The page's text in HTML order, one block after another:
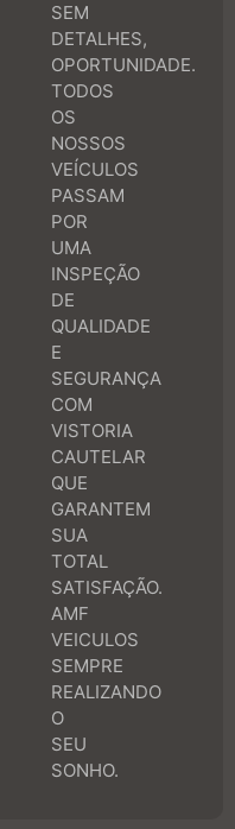
SEM
DETALHES,
OPORTUNIDADE.
TODOS
OS
NOSSOS
VEÍCULOS
PASSAM
POR
UMA
INSPEÇÃO
DE
QUALIDADE
E
SEGURANÇA
COM
VISTORIA
CAUTELAR
QUE
GARANTEM
SUA
TOTAL
SATISFAÇÃO.
AMF
VEICULOS
SEMPRE
REALIZANDO
O
SEU
SONHO.